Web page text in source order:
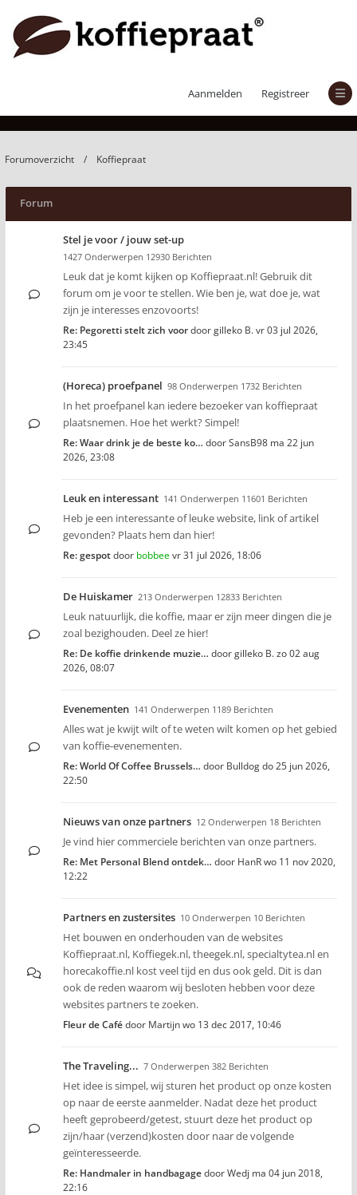
Aanmelden Registreer
Forumoverzicht Koffiepraat
Forum
Stel je voor / jouw set-up
1427 Onderwerpen 12930 Berichten
Leuk dat je komt kijken op Koffiepraat.nl! Gebruik dit
forum om je voor te stellen. Wie ben je, wat doe je, wat
zijn je interesses enzovoorts!
Re: Pegoretti stelt zich voordoorgilleko B.vr 03 jul 2026,
23:45
(Horeca) proefpanel 98 Onderwerpen 1732 Berichten
In het proefpanel kan iedere bezoeker van koffiepraat
plaatsnemen. Hoe het werkt? Simpel!
Re: Waar drink je de beste ko… doorSansB98 ma 22 jun
2026, 23:08
Leuk en interessant 141 Onderwerpen 11601 Berichten
Heb je een interessante of leuke website, link of artikel
gevonden? Plaats hem dan hier!
Re: gespotdoor bobbeevr 31 jul 2026, 18:06
De Huiskamer 213 Onderwerpen 12833 Berichten
Leuk natuurlijk, die koffie, maar er zijn meer dingen die je
zoal bezighouden. Deel ze hier!
Re: De koffie drinkende muzie… doorgilleko B.zo 02 aug
2026, 08:07
Evenementen 141 Onderwerpen 1189 Berichten
Alles wat je kwijt wilt of te weten wilt komen op het gebied
van koffie-evenementen.
Re: World Of Coffee Brussels… door Bulldogdo 25 jun 2026,
22:50
Nieuws van onze partners 12 Onderwerpen 18 Berichten
Je vind hier commerciele berichten van onze partners.
Re: Met Personal Blend ontdek… door HanRwo 11 nov 2020,
12:22
Partners en zustersites 10 Onderwerpen 10 Berichten
Het bouwen en onderhouden van de websites
Koffiepraat.nl, Koffiegek.nl, theegek.nl, specialtytea.nl en
horecakoffie.nl kost veel tijd en dus ook geld. Dit is dan
ook de reden waarom wij besloten hebben voor deze
websites partners te zoeken.
Fleur de Cafédoor Martijnwo 13 dec 2017, 10:46
The Traveling... 7 Onderwerpen 382 Berichten
Het idee is simpel, wij sturen het product op onze kosten
op naar de eerste aanmelder. Nadat deze het product
heeft geprobeerd/getest, stuurt deze het product op
zijn/haar (verzend)kosten door naar de volgende
geïnteresseerde.
Re: Handmaler in handbagagedoorWedj ma 04 jun 2018,
22:16